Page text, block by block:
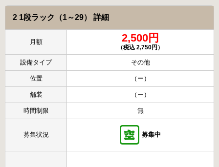
2 1段ラック（1～29） 詳細
月額 2,500円
（税込 2,750円）
設備タイプ その他
位置 （ー）
舗装 （ー）
時間制限 無
募集状況 募集中